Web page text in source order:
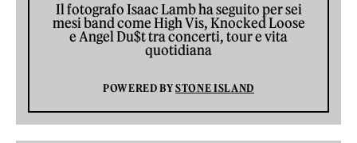
Il fotografo Isaac Lamb ha seguito per sei
mesi band come High Vis, Knocked Loose
e Angel Du$t tra concerti, tour e vita
quotidiana
POWERED BYSTONE ISLAND